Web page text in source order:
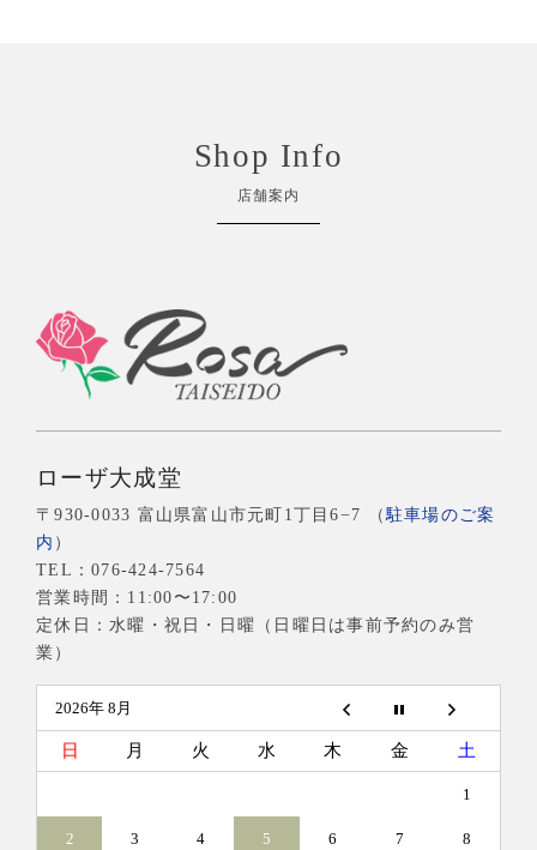
Shop Info
店舗案内
ローザ大成堂
〒930-0033 富山県富山市元町1丁目6−7 （ 駐車場のご案
内 ）
TEL：076-424-7564
営業時間：11:00〜17:00
定休日：水曜・祝日・日曜（日曜日は事前予約のみ営
業）
2026年 8月
日 月 火 水 木 金 土
1
2 3 4 5 6 7 8